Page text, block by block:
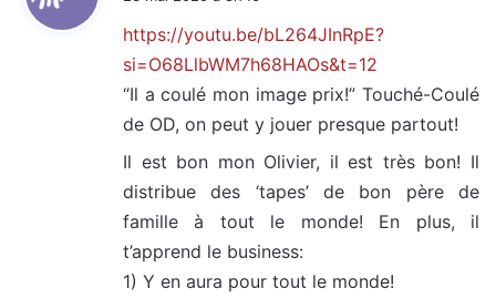
:
https://youtu.be/bL264JInRpE?
si=O68LlbWM7h68HAOs&t=12
“Il a coulé mon image prix!” Touché-Coulé
de OD, on peut y jouer presque partout!
Il est bon mon Olivier, il est très bon! Il
distribue des ‘tapes’ de bon père de
famille à tout le monde! En plus, il
t’apprend le business:
1) Y en aura pour tout le monde!